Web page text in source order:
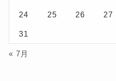
24 25 26 27
31
« 7月